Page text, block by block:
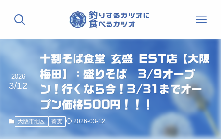
十割そば食堂 玄盛 EST店【大阪
梅田】：盛りそば 3/9オープ
ン！行くなら今！3/31までオー
プン価格500円！！！
2026
3/12
大阪市北区 蕎麦 2026-03-12